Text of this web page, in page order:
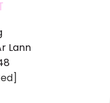
Lann